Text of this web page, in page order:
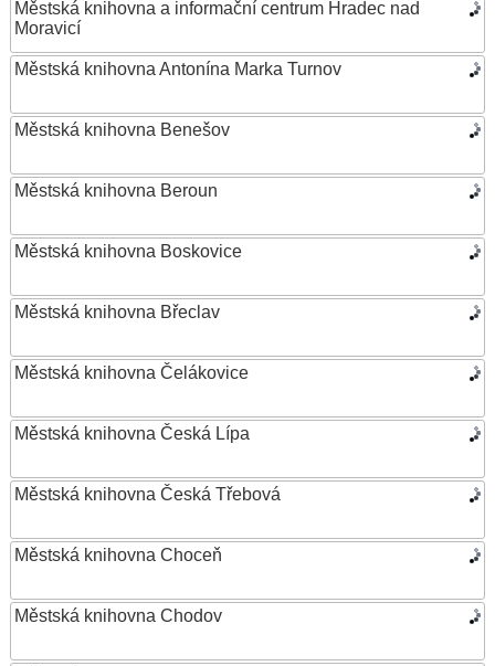
Městská knihovna a informační centrum Hradec nad
Moravicí
Městská knihovna Antonína Marka Turnov
Městská knihovna Benešov
Městská knihovna Beroun
Městská knihovna Boskovice
Městská knihovna Břeclav
Městská knihovna Čelákovice
Městská knihovna Česká Lípa
Městská knihovna Česká Třebová
Městská knihovna Choceň
Městská knihovna Chodov